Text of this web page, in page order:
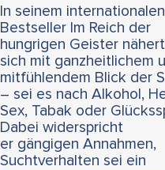
In seinem internationalen
Bestseller Im Reich der
hungrigen Geister
sich mit ganzheitlichem
mitfühlendem Blick der
– sei es nach Alkohol,
Sex, Tabak oder
Dabei widerspricht
er gängigen Annahmen,
Suchtverhalten sei ein